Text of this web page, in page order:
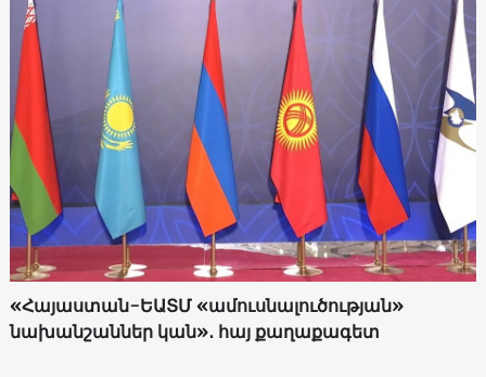
«Հայաստան-ԵԱՏՄ «ամուսնալուծության»
նախանշաններ կան»․ հայ քաղաքագետ